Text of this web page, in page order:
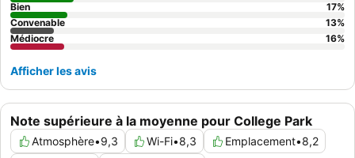
exceptionnelle tandis que d'autres racontent des exemples de
manque de convivialité. Cet hôtel est plus adapté aux
voyageurs soucieux de leur budget
qui privilégient l'accès à
conditions impeccables. Pour garantir un séjour plus agréable, il
est conseillé de confirmer l'état opérationnel de la navette avant
l'arrivée et de gérer les attentes concernant l'entretien général
de l'hôtel et les équipements des chambres.
Note supérieure à la moyenne pour College Park
Atmosphère•9,3 Wi-Fi•8,3 Emplacement•8,2
Bien
17%
Convenable
13%
Médiocre
16%
Afficher les avis